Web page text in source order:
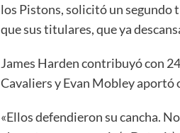
los Pistons, solicitó un segundo
que sus titulares, que ya
James Harden contribuyó con
Cavaliers y Evan Mobley aportó
«Ellos defendieron su cancha.